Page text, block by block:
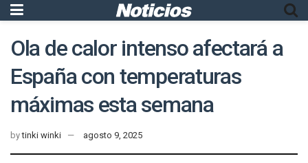
Ola de calor intenso afectará a
España con temperaturas
máximas esta semana
by tinki winki agosto 9, 2025